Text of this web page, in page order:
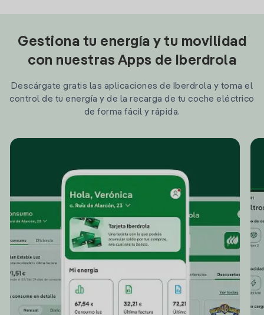
Gestiona tu energía y tu movilidad
con nuestras Apps de Iberdrola
Descárgate gratis las aplicaciones de Iberdrola y toma el
control de tu energía y de la recarga de tu coche eléctrico
de forma fácil y rápida.